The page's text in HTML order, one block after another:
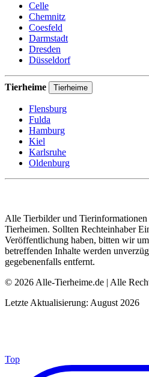
Celle
Chemnitz
Coesfeld
Darmstadt
Dresden
Düsseldorf
Tierheime Tierheime
Flensburg
Fulda
Hamburg
Kiel
Karlsruhe
Oldenburg
Alle Tierbilder und
Tierheimen. Sollten Rechteinhaber
Veröffentlichung haben, bitten wir
betreffenden Inhalte werden
gegebenenfalls entfernt.
© 2026 Alle-Tierheime.de | Alle
Letzte Aktualisierung: August 2026
Top